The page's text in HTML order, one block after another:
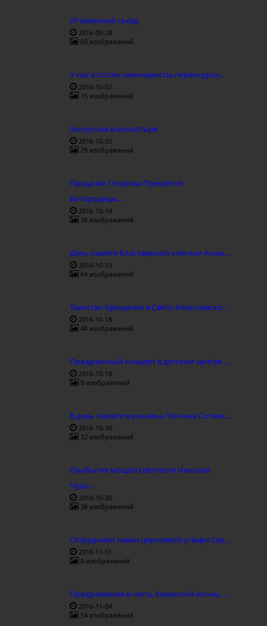
Игуменский съезд
2016-09-28
60 изображений
У нас в гостях семинаристы-первокурсн...
2016-10-02
15 изображений
Экскурсии в монастыре
2016-10-05
29 изображений
Праздник Покрова Пресвятой
Богородицы...
2016-10-14
36 изображений
День памяти благоверной княгини Анны ...
2016-10-15
64 изображений
Таинство Крещения в Свято-Алексиевско...
2016-10-18
40 изображений
Праздничный концерт в детском центре ...
2016-10-18
9 изображений
В день памяти мученика Лонгина Сотник...
2016-10-30
32 изображений
Прибытие мощей святителя Николая
Чудо...
2016-10-30
38 изображений
Сотрудники лавки церковной утвари Сар...
2016-11-01
8 изображений
Празднование в честь Казанской иконы ...
2016-11-04
54 изображений